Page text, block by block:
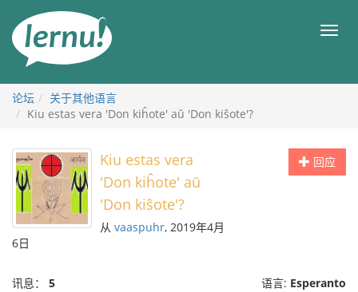
目
论坛
关于其他语言
Kiu estas vera 'Don kiĥote' aŭ 'Don kiŝote'?
回应
Kiu estas vera
'Don kiĥote' aŭ
'Don kiŝote'?
从 vaaspuhr, 2019年4月
6日
讯息： 5 语言: Esperanto